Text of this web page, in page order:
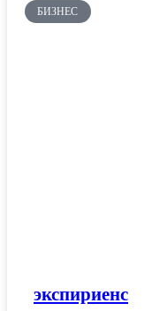
БИЗНЕС
экспириенс